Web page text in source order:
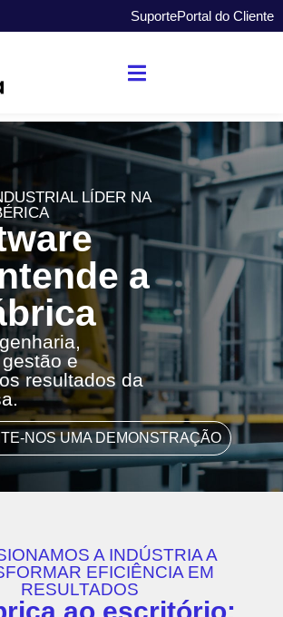
SuportePortal do Cliente
LÍDER NA
a
e
resultados da
NOS UMA DEMONSTRAÇÃO
A INDÚSTRIA A
EFICIÊNCIA EM
RESULTADOS